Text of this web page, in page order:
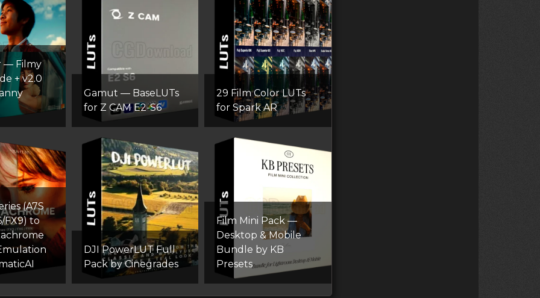
— Filmy
+ v2.0
Gamut — BaseLUTs
for Z CAM E2-S6
29 Film Color LUTs
for Spark AR
(A7S
FX9) to
DJI PowerLUT Full
Pack by Cinegrades
Film Mini Pack —
Desktop & Mobile
Bundle by KB
Presets